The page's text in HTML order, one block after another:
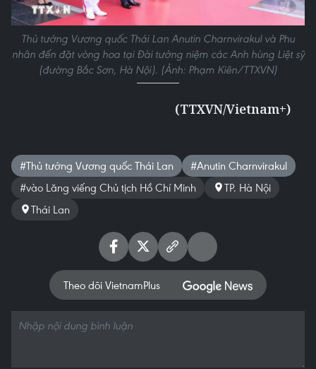
Thủ tướng Vương quốc Thái Lan Anutin Charnvirakul và Phu
nhân đến đặt vòng hoa tại Đài tưởng niệm các Anh hùng Liệt sỹ
(đường Bắc Sơn, Hà Nội). (Ảnh: Phạm Kiên/TTXVN)
(TTXVN/Vietnam+)
#Thủ tướng Vương quốc Thái Lan
#Anutin Charnvirakul
#vào Lăng viếng Chủ tịch Hồ Chí Minh
TP. Hà Nội
Thái Lan
Theo dõi VietnamPlus